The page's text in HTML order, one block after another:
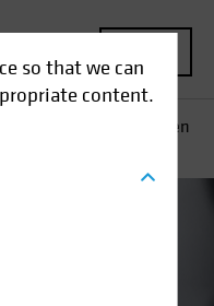
so that we can
content.
Anleihen: Bleiben